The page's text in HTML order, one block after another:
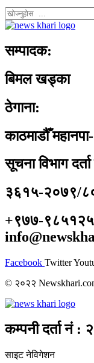
सम्पादक:
बिमल खड्का
ठेगाना:
काठमाडौँ
सूचना विभाग
३६१५-२०७९/
+९७७-
Facebook Twitter
© २०२२ Newskhari.com
कम्पनी दर्ता नं
साइट नेविगेशन